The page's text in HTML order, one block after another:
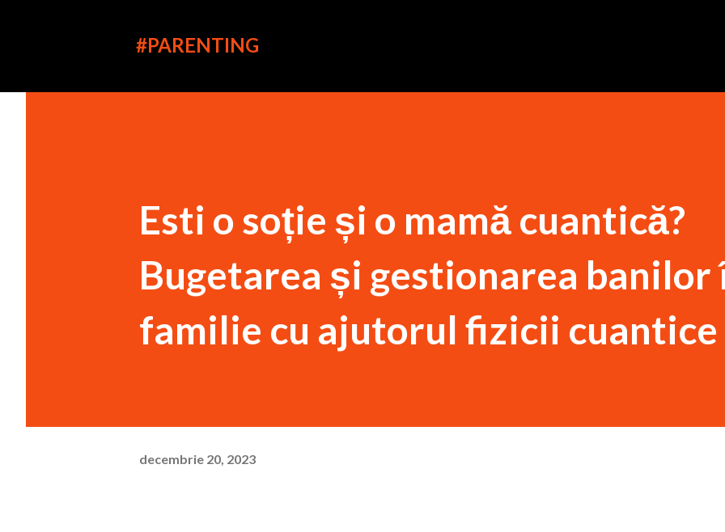
#PARENTING
Esti o soție și o mamă cuantică?
Bugetarea și gestionarea banilor
familie cu ajutorul fizicii cuantice
decembrie 20, 2023